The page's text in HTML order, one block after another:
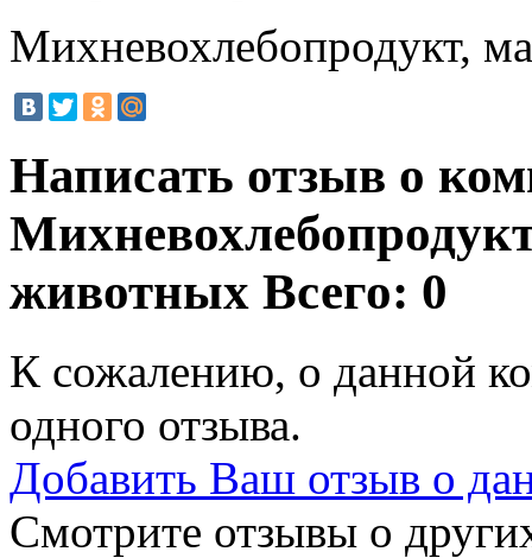
Михневохлебопродукт,
Написать отзыв о
животных Всего: 0
К сожалению, о данной
одного отзыва.
Добавить Ваш отзыв о
Смотрите отзывы о